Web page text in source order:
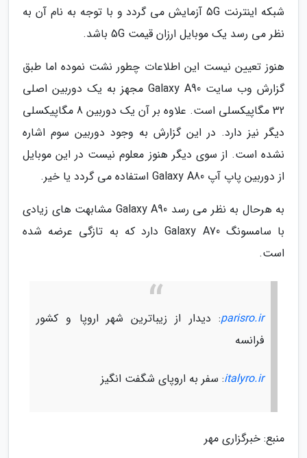
شبکه اینترنت 5G آزمایش می گردد و با توجه به نام آن به
نظر می رسد یک موبایل ارزان قیمت 5G باشد.
هنوز تعیین نیست این اطلاعات چطور نشت نموده اما طبق
گزارش وب سایت Galaxy A90 مجهز به یک دوربین اصلی
32 مگاپیکسلی است. علاوه بر آن یک دوربین 8 مگاپیکسلی
دیگر نیز دارد. در این گزارش به وجود دوربین سوم اشاره
نشده است. از سوی دیگر هنوز معلوم نیست در این موبایل
از دوربین پاپ آپ Galaxy A80 استفاده می گردد یا خیر.
به هرحال به نظر می رسد Galaxy A90 مشابهت های زیادی
با سامسونگ Galaxy A70 دارد که به تازگی عرضه شده
است.
parisro.ir: دیدار از زیباترین شهر اروپا و کشور
فرانسه
italyro.ir: سفر به اروپای شگفت انگیز
منبع: خبرگزاری مهر